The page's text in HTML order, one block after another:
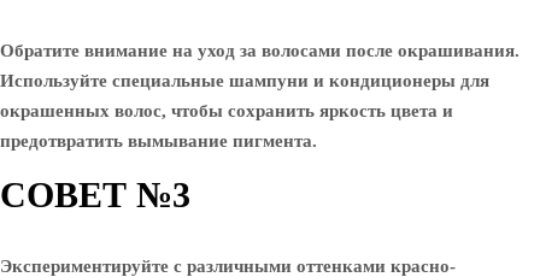
Обратите внимание на уход за волосами после окрашивания.
Используйте специальные шампуни и кондиционеры для
окрашенных волос, чтобы сохранить яркость цвета и
предотвратить вымывание пигмента.
СОВЕТ №3
Экспериментируйте с различными оттенками красно-